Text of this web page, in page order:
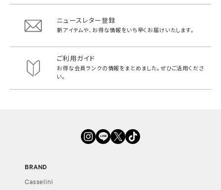
ニュースレター登録
新アイテムや、お得な情報をいち早く お届けいたします。
ご利用ガイド
お得な会員ランクの情報をまとめました。ぜひご活用くださ
い。
BRAND
Casselini